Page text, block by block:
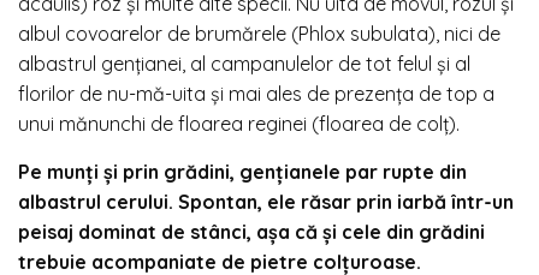
albul covoarelor de brumărele (Phlox subulata), nici de
albastrul genţianei, al campanulelor de tot felul şi al
florilor de nu-mă-uita şi mai ales de prezenţa de top a
unui mănunchi de floarea reginei (floarea de colț).
Pe munți și prin grădini, genţianele par rupte din
albastrul cerului. Spontan, ele răsar prin iarbă într-un
peisaj dominat de stânci, aşa că şi cele din grădini
trebuie acompaniate de pietre colțuroase.